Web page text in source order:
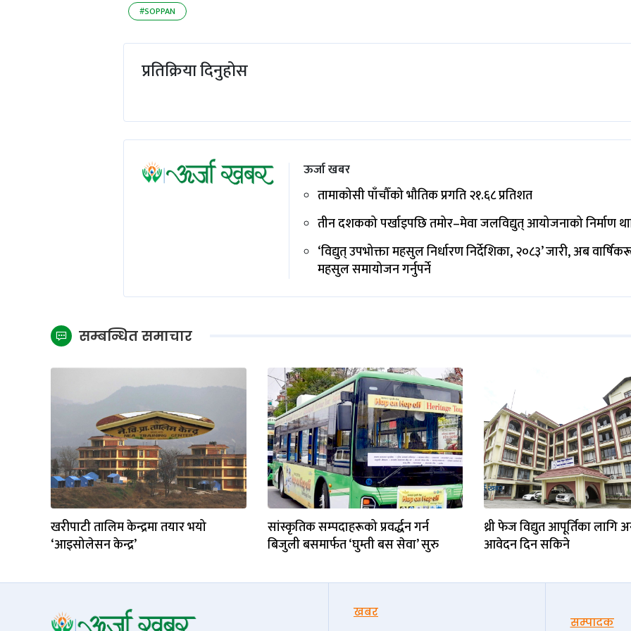
#SOPPAN
प्रतिक्रिया दिनुहोस
ऊर्जा खबर
तामाकोसी पाँचौँको भौतिक प्रगति २१.६८ प्रतिशत
तीन दशकको पर्खाइपछि तमोर–मेवा जलविद्युत् आयोजनाको निर्माण
‘विद्युत् उपभोक्ता महसुल निर्धारण निर्देशिका, २०८३’ जारी, अब
महसुल समायोजन गर्नुपर्ने
सम्बन्धित समाचार
खरीपाटी तालिम केन्द्रमा तयार भयो
‘आइसोलेसन केन्द्र’
सांस्कृतिक सम्पदाहरूको प्रवर्द्धन गर्न
बिजुली बसमार्फत ‘घुम्ती बस सेवा’ सुरु
थ्री फेज विद्युत आपूर्तिका लागि
आवेदन दिन सकिने
खबर
सम्पादक